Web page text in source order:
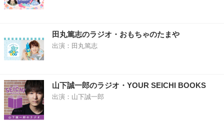
田丸篤志のラジオ・おもちゃのたまや
出演：田丸篤志
山下誠一郎のラジオ・YOUR SEICHI BOOKS
出演：山下誠一郎